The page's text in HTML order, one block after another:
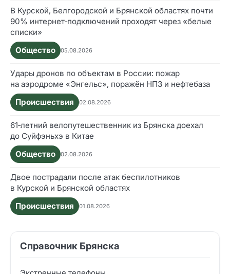
В Курской, Белгородской и Брянской областях почти
90% интернет‑подключений проходят через «белые
списки»
Общество
05.08.2026
Удары дронов по объектам в России: пожар
на аэродроме «Энгельс», поражён НПЗ и нефтебаза
Происшествия
02.08.2026
61‑летний велопутешественник из Брянска доехал
до Суйфэньхэ в Китае
Общество
02.08.2026
Двое пострадали после атак беспилотников
в Курской и Брянской областях
Происшествия
01.08.2026
Справочник Брянска